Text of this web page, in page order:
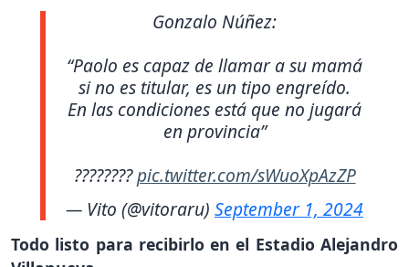
Gonzalo Núñez:
“Paolo es capaz de llamar a su mamá
si no es titular, es un tipo engreído.
En las condiciones está que no jugará
en provincia”
????????pic.twitter.com/sWuoXpAzZP
— Vito (@vitoraru) September 1, 2024
Todo listo para recibirlo en el Estadio Alejandro